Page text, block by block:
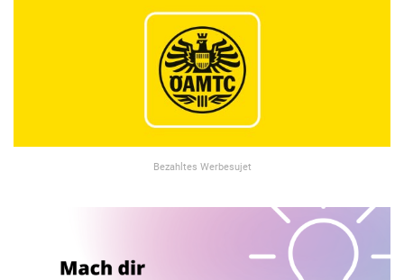
Bezahltes Werbesujet